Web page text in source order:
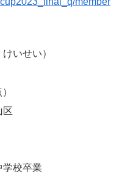
いせい）
区
学校卒業